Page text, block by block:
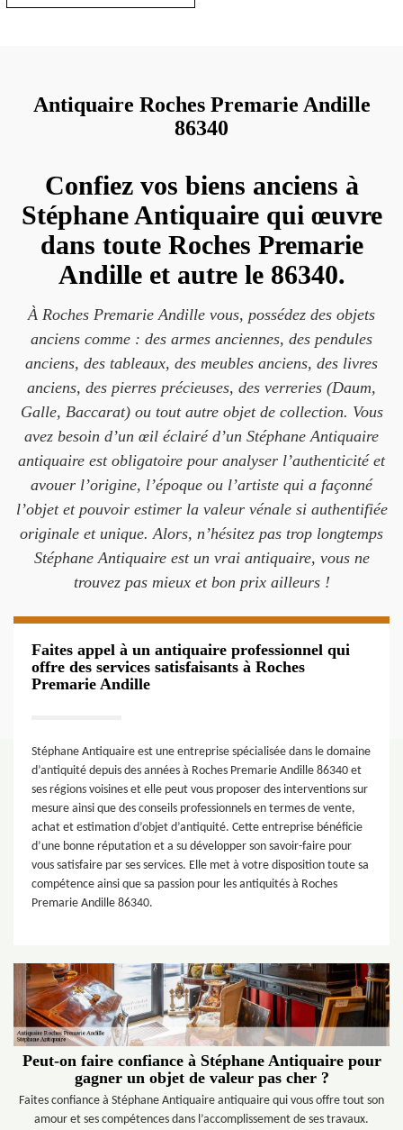
Antiquaire Roches Premarie Andille
86340
Confiez vos biens anciens à
Stéphane Antiquaire qui œuvre
dans toute Roches Premarie
Andille et autre le 86340.
À Roches Premarie Andille vous, possédez des objets
anciens comme : des armes anciennes, des pendules
anciens, des tableaux, des meubles anciens, des livres
anciens, des pierres précieuses, des verreries (Daum,
Galle, Baccarat) ou tout autre objet de collection. Vous
avez besoin d’un œil éclairé d’un Stéphane Antiquaire
antiquaire est obligatoire pour analyser l’authenticité et
avouer l’origine, l’époque ou l’artiste qui a façonné
l’objet et pouvoir estimer la valeur vénale si authentifiée
originale et unique. Alors, n’hésitez pas trop longtemps
Stéphane Antiquaire est un vrai antiquaire, vous ne
trouvez pas mieux et bon prix ailleurs !
Faites appel à un antiquaire professionnel qui
offre des services satisfaisants à Roches
Premarie Andille
Stéphane Antiquaire est une entreprise spécialisée dans le domaine
d’antiquité depuis des années à Roches Premarie Andille 86340 et
ses régions voisines et elle peut vous proposer des interventions sur
mesure ainsi que des conseils professionnels en termes de vente,
achat et estimation d’objet d’antiquité. Cette entreprise bénéficie
d’une bonne réputation et a su développer son savoir-faire pour
vous satisfaire par ses services. Elle met à votre disposition toute sa
compétence ainsi que sa passion pour les antiquités à Roches
Premarie Andille 86340.
Peut-on faire confiance à Stéphane Antiquaire pour
gagner un objet de valeur pas cher ?
Faites confiance à Stéphane Antiquaire antiquaire qui vous offre tout son
amour et ses compétences dans l’accomplissement de ses travaux.